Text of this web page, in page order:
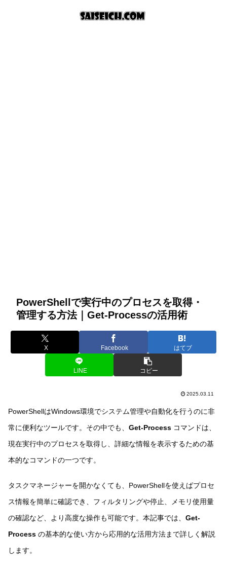
PowerShellで実行中のプロセスを取得・
管理する方法｜Get-Processの活用術
X Facebook はてブ
LINE コピー
2025.03.11
PowerShellはWindows環境でシステム管理や自動化を行うのに非
常に便利なツールです。その中でも、 Get-Process コマンドは、
現在実行中のプロセスを取得し、詳細な情報を表示するための基
本的なコマンドの一つです。
タスクマネージャーを開かなくても、PowerShellを使えばプロセ
ス情報を簡単に確認でき、フィルタリングや停止、メモリ使用量
の確認など、より高度な操作も可能です。本記事では、 Get-
Process の基本的な使い方から応用的な活用方法まで詳しく解説
します。